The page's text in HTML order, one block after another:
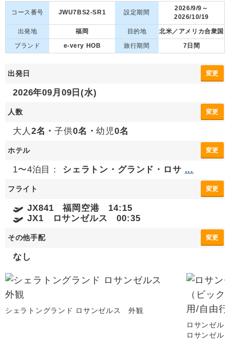
コース番号 JWU7BS2-SR1 設定期間
2026/9/9～
2026/10/19
出発地
福岡 目的地
北米／アメリカ合衆国
ブランド
e-very HOB 旅行期間 7日間
出発日 変更
2026年09月09日(水)
人数 変更
大人 2名・子供0名・幼児0名
ホテル 変更
1〜4泊目： シェラトン・グランド・ロサ ...
フライト 変更
JX841 福岡空港 14:15
JX1 ロサンゼルス 00:35
その他手配 変更
なし
シェラトングランド ロサンゼルス 外観
ロサンゼル
ロサンゼル